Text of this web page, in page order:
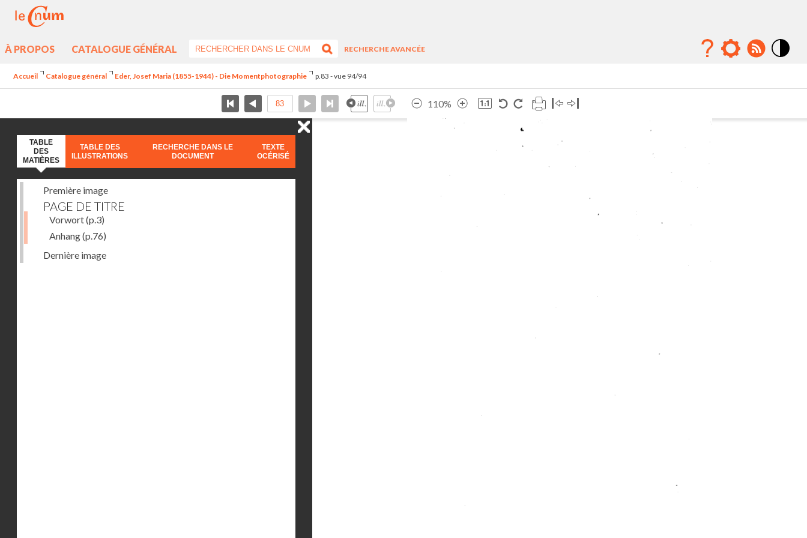
À PROPOS CATALOGUE GÉNÉRAL
RECHERCHE AVANCÉE
Accueil Catalogue général Eder, Josef Maria (1855-1944) - Die Momentphotographie p.83 - vue 94/94
110%
TABLE
DES
MATIÈRES
TABLE DES
ILLUSTRATIONS
RECHERCHE DANS LE
DOCUMENT
TEXTE
OCÉRISÉ
Première image
PAGE DE TITRE
Vorwort(p.3)
Anhang(p.76)
Dernière image